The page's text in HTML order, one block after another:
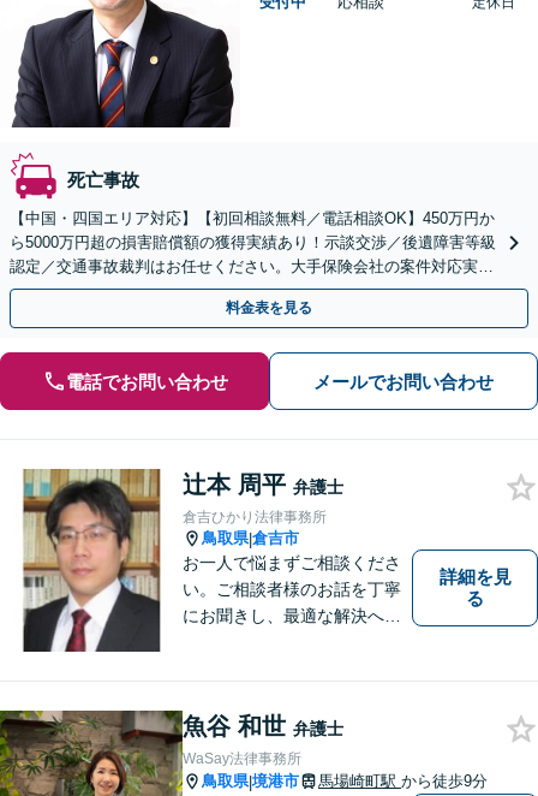
死亡事故
【中国・四国エリア対応】【初回相談無料／電話相談OK】450万円か
ら5000万円超の損害賠償額の獲得実績あり！示談交渉／後遺障害等級
認定／交通事故裁判はお任せください。大手保険会社の案件対応実績
多数。医学的知識にも精通【休日・夜間面談可能】
料金表を見る
電話でお問い合わせ メールでお問い合わせ
辻本 周平 弁護士
倉吉ひかり法律事務所
鳥取県|倉吉市
お一人で悩まずご相談くださ
い。ご相談者様のお話を丁寧
にお聞きし、最適な解決へと
詳細を見
る
魚谷 和世 弁護士
WaSay法律事務所
鳥取県|境港市 馬場崎町駅 から徒歩9分